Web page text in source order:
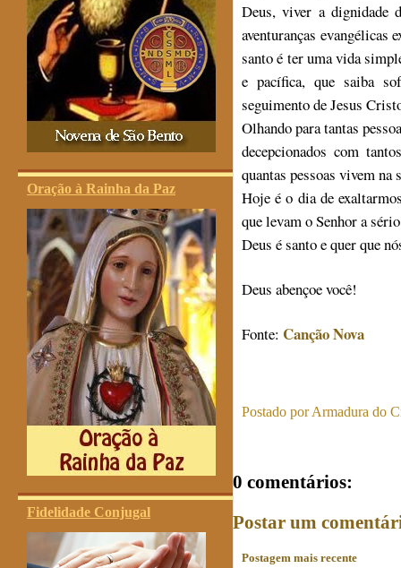
Oração à Rainha da Paz
Fidelidade Conjugal
Deus, viver a dignidade
aventuranças evangélicas
santo é ter uma vida
e pacífica, que saiba
seguimento de Jesus
Olhando para tantas
decepcionados com
quantas pessoas vivem na
Hoje é o dia de
que levam o Senhor a
Deus é santo e quer que
Deus abençoe você!
Fonte: Canção Nova
Postado porArmadura do
0 comentários:
Postar um
Postagem mais recente